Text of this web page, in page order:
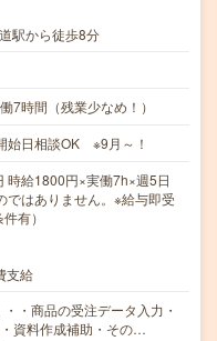
駅から徒歩8分
7時間（残業少なめ！）
日相談OK ※9月～！
給1800円×実働7h×週5日
はありません。※給与即受
有）
支給
・商品の受注データ入力・
資料作成補助・その…